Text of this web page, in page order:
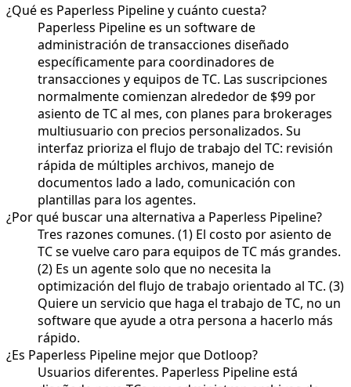
¿Qué es Paperless Pipeline y cuánto cuesta?
Paperless Pipeline es un software de
administración de transacciones diseñado
específicamente para coordinadores de
transacciones y equipos de TC. Las suscripciones
normalmente comienzan alrededor de $99 por
asiento de TC al mes, con planes para brokerages
multiusuario con precios personalizados. Su
interfaz prioriza el flujo de trabajo del TC: revisión
rápida de múltiples archivos, manejo de
documentos lado a lado, comunicación con
plantillas para los agentes.
¿Por qué buscar una alternativa a Paperless Pipeline?
Tres razones comunes. (1) El costo por asiento de
TC se vuelve caro para equipos de TC más grandes.
(2) Es un agente solo que no necesita la
optimización del flujo de trabajo orientado al TC. (3)
Quiere un servicio que haga el trabajo de TC, no un
software que ayude a otra persona a hacerlo más
rápido.
¿Es Paperless Pipeline mejor que Dotloop?
Usuarios diferentes. Paperless Pipeline está